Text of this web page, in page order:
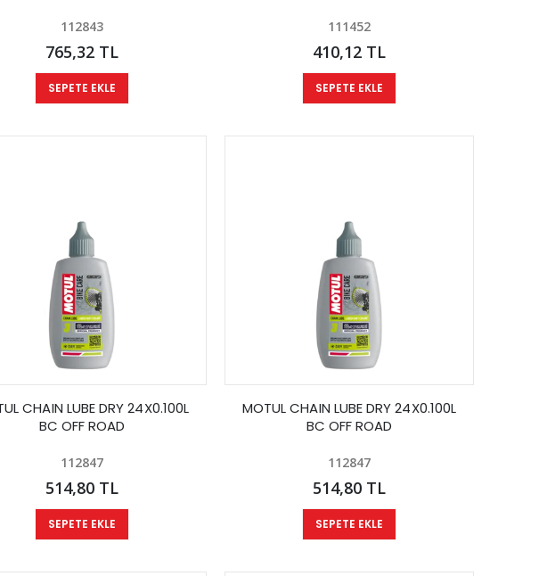
112843
765,32 TL
SEPETE EKLE
111452
410,12 TL
SEPETE EKLE
CHAIN LUBE DRY 24X0.100L
BC OFF ROAD
112847
514,80 TL
SEPETE EKLE
MOTUL CHAIN LUBE DRY 24X0.100L
BC OFF ROAD
112847
514,80 TL
SEPETE EKLE